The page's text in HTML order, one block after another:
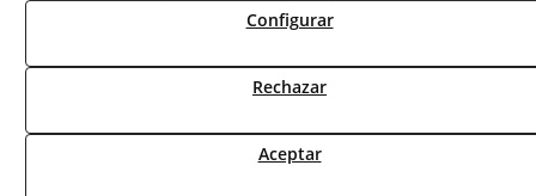
Configurar
Rechazar
Aceptar